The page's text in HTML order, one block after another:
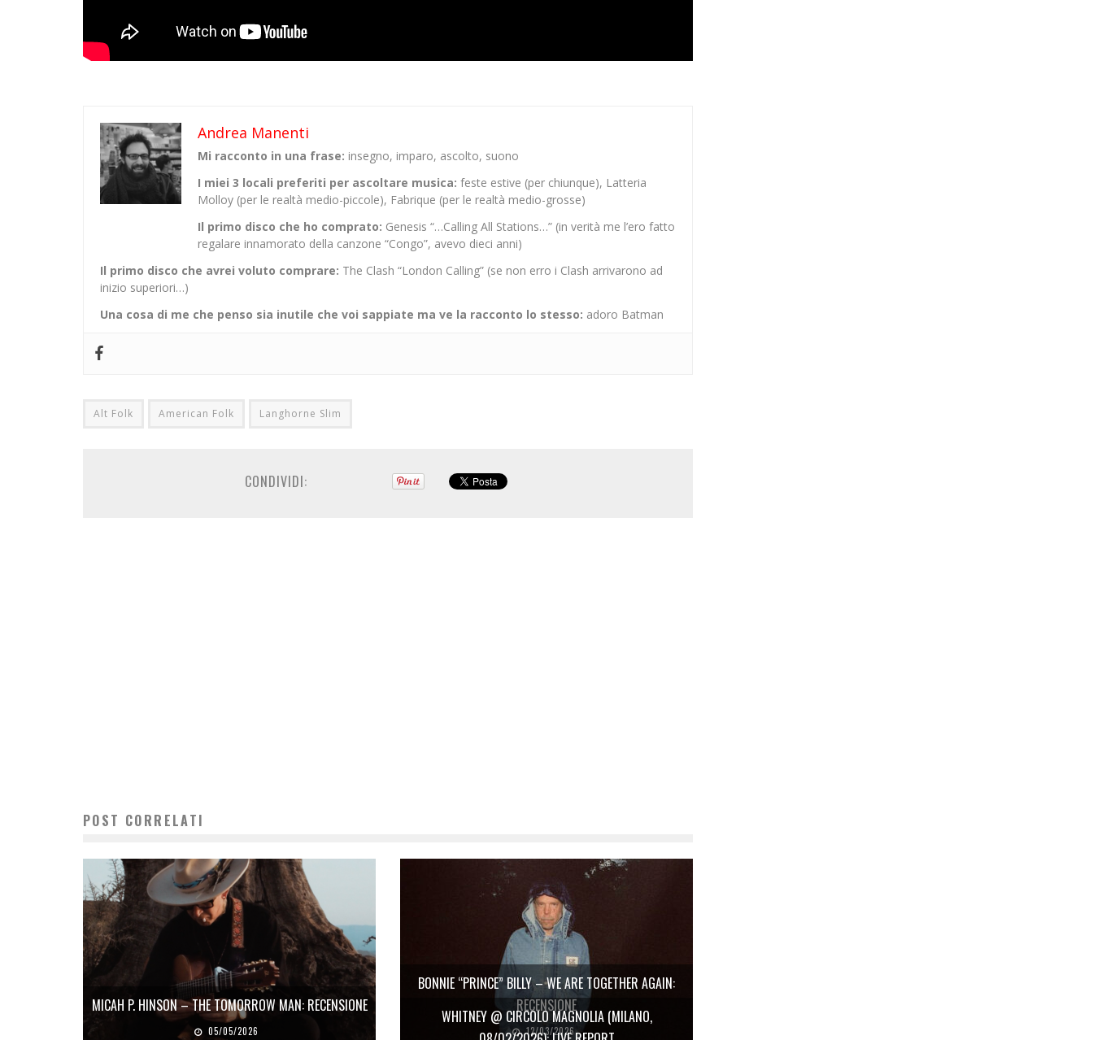
Andrea Manenti
Mi racconto in una frase: insegno, imparo, ascolto, suono
I miei 3 locali preferiti per ascoltare musica: feste estive (per chiunque), Latteria
Molloy (per le realtà medio-piccole), Fabrique (per le realtà medio-grosse)
Il primo disco che ho comprato: Genesis “…Calling All Stations…” (in verità me l’ero fatto
regalare innamorato della canzone “Congo”, avevo dieci anni)
Il primo disco che avrei voluto comprare: The Clash “London Calling” (se non erro i Clash arrivarono ad
inizio superiori…)
Una cosa di me che penso sia inutile che voi sappiate ma ve la racconto lo stesso: adoro Batman
Alt Folk American Folk Langhorne Slim
CONDIVIDI:
POST CORRELATI
MICAH P. HINSON – THE TOMORROW MAN: RECENSIONE
05/05/2026
BONNIE “PRINCE” BILLY – WE ARE TOGETHER AGAIN:
RECENSIONE
12/03/2026
WHITNEY @ CIRCOLO MAGNOLIA (MILANO,